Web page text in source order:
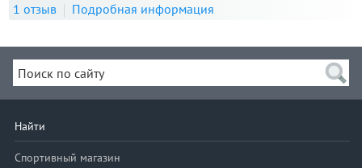
1 отзыв Подробная информация
Найти
Спортивный магазин